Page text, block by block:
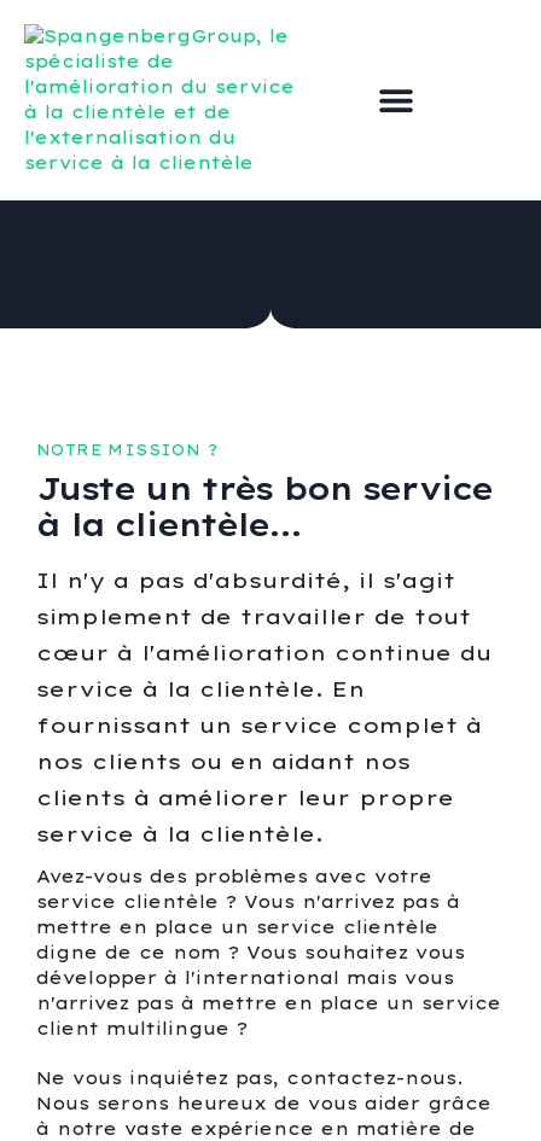
NOTRE MISSION ?
Juste un très bon service
à la clientèle...
Il n'y a pas d'absurdité, il s'agit
simplement de travailler de tout
cœur à l'amélioration continue du
service à la clientèle. En
fournissant un service complet à
nos clients ou en aidant nos
clients à améliorer leur propre
service à la clientèle.
Avez-vous des problèmes avec votre
service clientèle ? Vous n'arrivez pas à
mettre en place un service clientèle
digne de ce nom ? Vous souhaitez vous
développer à l'international mais vous
n'arrivez pas à mettre en place un service
client multilingue ?
Ne vous inquiétez pas, contactez-nous.
Nous serons heureux de vous aider grâce
à notre vaste expérience en matière de